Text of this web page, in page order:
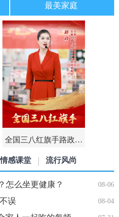
最美家庭
全国三八红旗手路政…
情感课堂 流行风尚
08-06
怎么坐更健康？
08-04
误